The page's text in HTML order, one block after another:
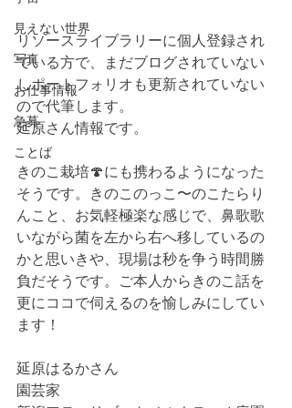
見えない世界
写真
お仕事情報
急募
ことば
リソースライブラリーに個人登録され
ている方で、まだブログされていない
しポートフォリオも更新されていない
ので代筆します。
延原さん情報です。
きのこ栽培🍄にも携わるようになった
そうです。きのこのっこ〜のこたらり
んこと、お気軽極楽な感じで、鼻歌歌
いながら菌を左から右へ移しているの
かと思いきや、現場は秒を争う時間勝
負だそうです。ご本人からきのこ話を
更にココで伺えるのを愉しみにしてい
ます！
延原はるかさん
園芸家